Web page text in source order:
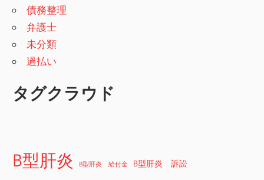
債務整理
弁護士
未分類
過払い
タグクラウド
B型肝炎 B型肝炎 給付金 B型肝炎 訴訟